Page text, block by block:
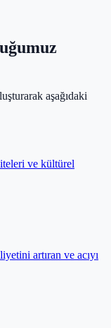
aşağıdaki
ve kültürel
artıran ve acıyı